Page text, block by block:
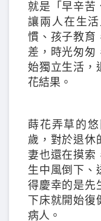
就是「早辛苦
讓兩人在生
慣、孩子教育
差，時光匆匆
始獨立生活，
花結果。
蒔花弄草的
歲，對於退休
妻也還在摸索
生中風倒下、
得慶幸的是先
下床就開始復
病人。